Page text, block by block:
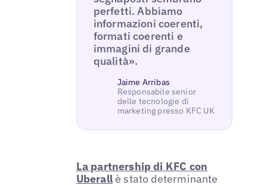
perfetti. Abbiamo
informazioni coerenti,
formati coerenti e
immagini di grande
qualità».
Jaime Arribas
Responsabile senior
delle tecnologie di
marketing presso KFC UK
La partnership di KFC con
Uberallè stato determinante